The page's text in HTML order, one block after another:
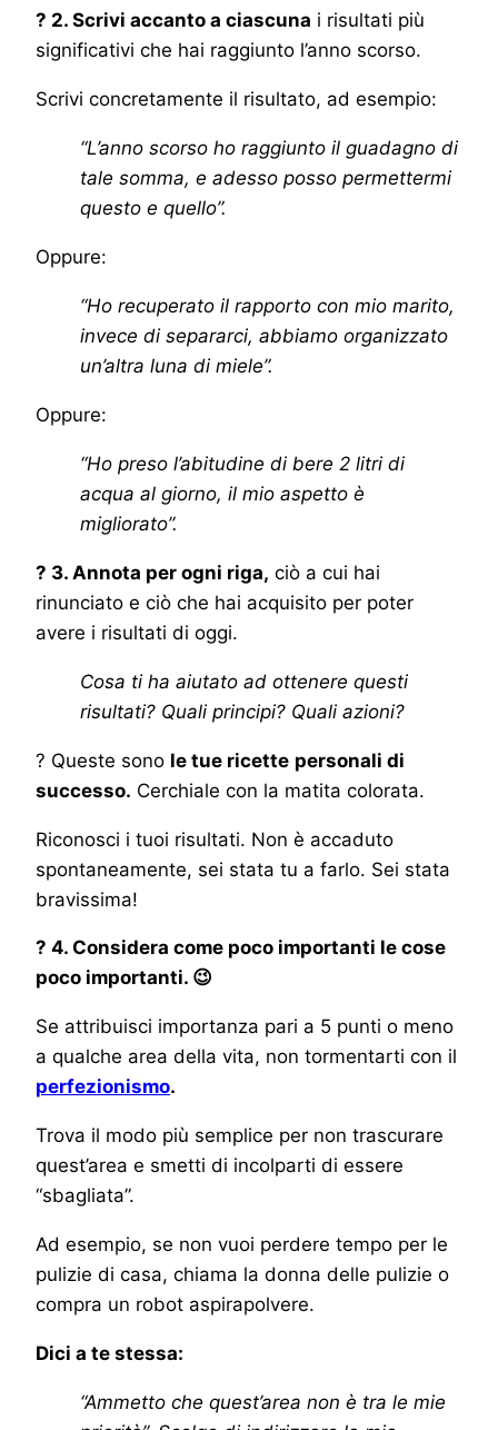
? 2. Scrivi accanto a ciascuna i risultati più
significativi che hai raggiunto l’anno scorso.
Scrivi concretamente il risultato, ad esempio:
“L’anno scorso ho raggiunto il guadagno di
tale somma, e adesso posso permettermi
questo e quello”.
Oppure:
“Ho recuperato il rapporto con mio marito,
invece di separarci, abbiamo organizzato
un’altra luna di miele”.
Oppure:
“Ho preso l’abitudine di bere 2 litri di
acqua al giorno, il mio aspetto è
migliorato”.
? 3. Annota per ogni riga, ciò a cui hai
rinunciato e ciò che hai acquisito per poter
avere i risultati di oggi.
Cosa ti ha aiutato ad ottenere questi
risultati? Quali principi? Quali azioni?
? Queste sono le tue ricette personali di
successo. Cerchiale con la matita colorata.
Riconosci i tuoi risultati. Non è accaduto
spontaneamente, sei stata tu a farlo. Sei stata
bravissima!
? 4. Considera come poco importanti le cose
poco importanti. 😉
Se attribuisci importanza pari a 5 punti o meno
a qualche area della vita, non tormentarti con il
perfezionismo.
Trova il modo più semplice per non trascurare
quest’area e smetti di incolparti di essere
“sbagliata”.
Ad esempio, se non vuoi perdere tempo per le
pulizie di casa, chiama la donna delle pulizie o
compra un robot aspirapolvere.
Dici a te stessa:
“Ammetto che quest’area non è tra le mie